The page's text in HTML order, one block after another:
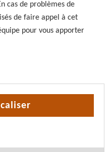
cas de problèmes de
de faire appel à cet
pour vous apporter